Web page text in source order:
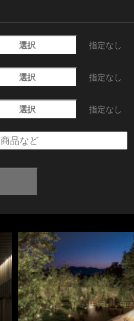
選択 指定なし
選択 指定なし
選択 指定なし